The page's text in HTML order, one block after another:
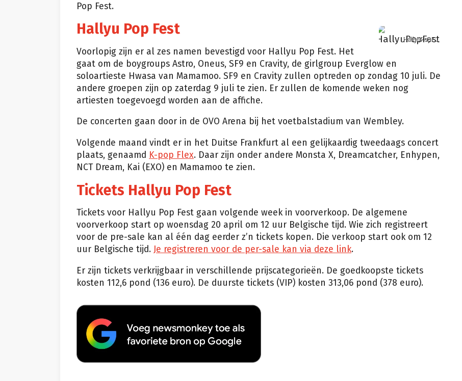
Pop Fest.
HallyuPopFest
Hallyu Pop Fest
Voorlopig zijn er al zes namen bevestigd voor Hallyu Pop Fest. Het
gaat om de boygroups Astro, Oneus, SF9 en Cravity, de girlgroup Everglow en
soloartieste Hwasa van Mamamoo. SF9 en Cravity zullen optreden op zondag 10 juli. De
andere groepen zijn op zaterdag 9 juli te zien. Er zullen de komende weken nog
artiesten toegevoegd worden aan de affiche.
De concerten gaan door in de OVO Arena bij het voetbalstadium van Wembley.
Volgende maand vindt er in het Duitse Frankfurt al een gelijkaardig tweedaags concert
plaats, genaamd K-pop Flex. Daar zijn onder andere Monsta X, Dreamcatcher, Enhypen,
NCT Dream, Kai (EXO) en Mamamoo te zien.
Tickets Hallyu Pop Fest
Tickets voor Hallyu Pop Fest gaan volgende week in voorverkoop. De algemene
voorverkoop start op woensdag 20 april om 12 uur Belgische tijd. Wie zich registreert
voor de pre-sale kan al één dag eerder z’n tickets kopen. Die verkoop start ook om 12
uur Belgische tijd. Je registreren voor de per-sale kan via deze link.
Er zijn tickets verkrijgbaar in verschillende prijscategorieën. De goedkoopste tickets
kosten 112,6 pond (136 euro). De duurste tickets (VIP) kosten 313,06 pond (378 euro).